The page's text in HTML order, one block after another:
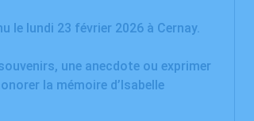
le lundi 23 février 2026 à Cernay.
une anecdote ou exprimer
la mémoire d’Isabelle